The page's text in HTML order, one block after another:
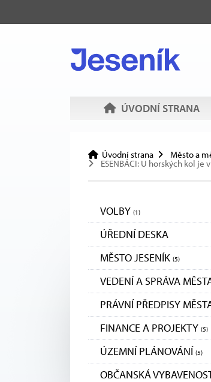
ÚVODNÍ STRANA
Úvodní strana Město a
ESENBÁCI: U horských kol
VOLBY (1)
ÚŘEDNÍ DESKA
MĚSTO JESENÍK (5)
VEDENÍ A SPRÁVA
PRÁVNÍ PŘEDPISY
FINANCE A PROJEKTY (5)
ÚZEMNÍ PLÁNOVÁNÍ (5)
OBČANSKÁ